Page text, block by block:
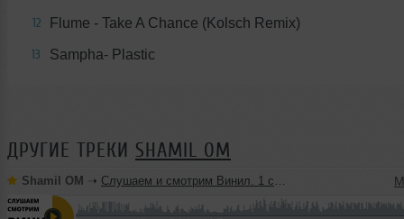
12 Flume - Take A Chance (Kolsch Remix)
13 Sаmphа- Plastic
ДРУГИЕ ТРЕКИ SHAMIL ОМ
Shamil ОМ ➝ Слушаем и смотрим Винил. 1 серия. Minimal. Аудиоверсия